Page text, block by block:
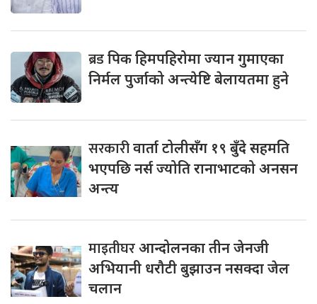
ब्रडपिक हिमपहिरोमा ज्यान गुमाएका
निर्मल पुर्जाको अन्त्येष्टि बेलायतमा हुने
सरकारीवार्ता टोलीसँग १९ बुँदे सहमति
भएपछि नर्स ज्योति रानाभाटको अनसन
अन्त्य
माइतीघरआन्दोलनका तीन जेनजी
अभियानी धरौटी बुझाउन नसक्दा जेल
चलान